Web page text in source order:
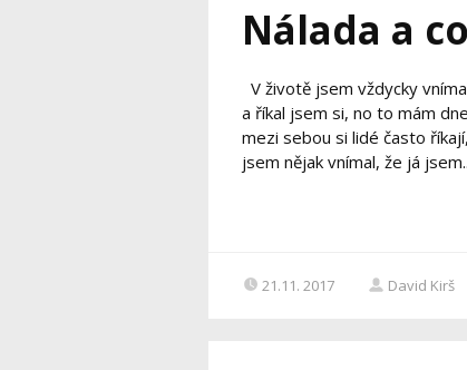
Nálada a
V životě jsem vždycky
a říkal jsem si, no to mám
mezi sebou si lidé často
jsem nějak vnímal, že já
21.11. 2017 David Kirš